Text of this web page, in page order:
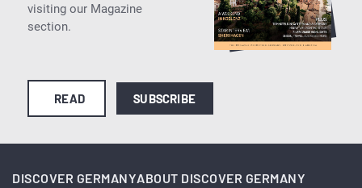
visiting our Magazine
section.
READ SUBSCRIBE
DISCOVER GERMANYABOUT DISCOVER GERMANY